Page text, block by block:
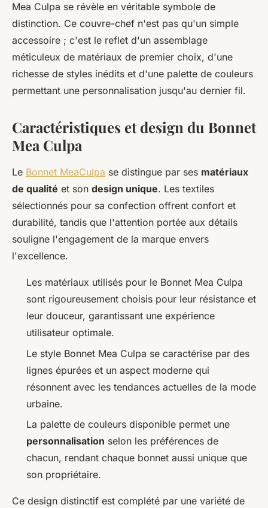
Mea Culpa se révèle en véritable symbole de
distinction. Ce couvre-chef n'est pas qu'un simple
accessoire ; c'est le reflet d'un assemblage
méticuleux de matériaux de premier choix, d'une
richesse de styles inédits et d'une palette de couleurs
permettant une personnalisation jusqu'au dernier fil.
Caractéristiques et design du Bonnet
Mea Culpa
Le Bonnet MeaCulpa se distingue par ses matériaux
de qualité et son design unique. Les textiles
sélectionnés pour sa confection offrent confort et
durabilité, tandis que l'attention portée aux détails
souligne l'engagement de la marque envers
l'excellence.
Les matériaux utilisés pour le Bonnet Mea Culpa
sont rigoureusement choisis pour leur résistance et
leur douceur, garantissant une expérience
utilisateur optimale.
Le style Bonnet Mea Culpa se caractérise par des
lignes épurées et un aspect moderne qui
résonnent avec les tendances actuelles de la mode
urbaine.
La palette de couleurs disponible permet une
personnalisation selon les préférences de
chacun, rendant chaque bonnet aussi unique que
son propriétaire.
Ce design distinctif est complété par une variété de